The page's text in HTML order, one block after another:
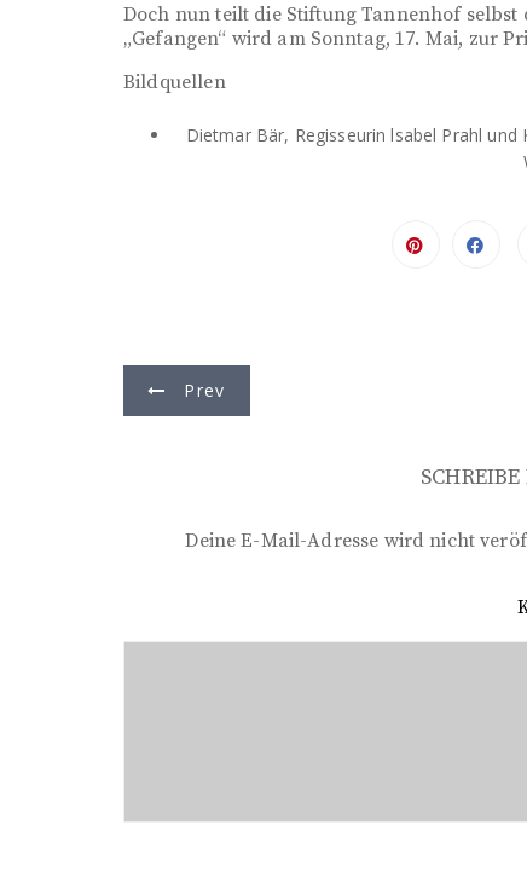
Doch nun teilt die Stiftung Tannenhof
„Gefangen“ wird am Sonntag, 17. Mai, zur
Bildquellen
Dietmar Bär, Regisseurin lsabel Prahl
e
g
i
Prev
Deine E-Mail-Adresse wird nicht